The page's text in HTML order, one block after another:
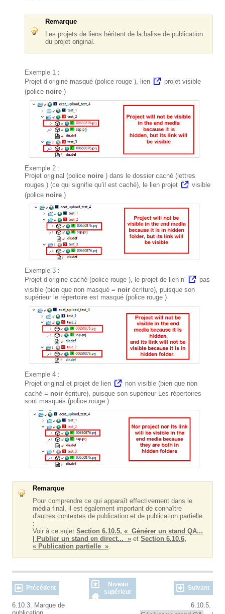
Remarque
Les projets de liens héritent de la balise de publication
du projet original.
Exemple 1 :
Projet d’origine masqué (police rouge ), lien
projet visible
(police noire )
Exemple 2 :
Projet original (police noire ) dans le dossier caché (lettres
rouges ) (ce qui signifie qu’il est caché), le lien projet
visible
(police noire )
Exemple 3 :
Projet d’origine caché (police rouge ), le projet de lien n'
pas
visible (bien que non masqué = noir écriture), puisque son
supérieur le répertoire est masqué (police rouge )
Exemple 4 :
Projet original et projet de lien
non visible (bien que non
caché = noir écriture), puisque son supérieur Les répertoires
sont masqués (police rouge )
Remarque
Pour comprendre ce qui apparaît effectivement dans le
média final, il est également important de connaître
d'autres contextes de publication et de publication partielle
:
Voir à ce sujet Section 6.10.5, « Générer un stand QA...
| Publier un stand en direct... » et Section 6.10.6,
« Publication partielle ».
Précédent
Niveau
supérieur
Suivant
6.10.3. Marque de
6.10.5.